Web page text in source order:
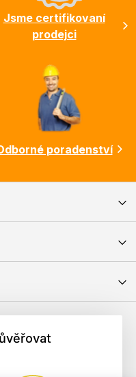
Jsme certifikovaní
prodejci
poradenství